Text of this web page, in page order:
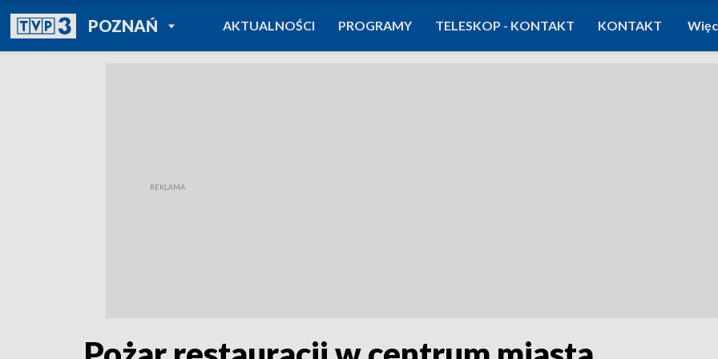
POZNAŃPOWRÓT DO
TVP REGIONY
AKTUALNOŚCI PROGRAMY TELESKOP - KONTAKT KONTAKT